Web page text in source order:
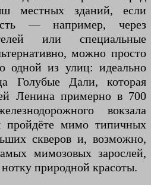
местных зданий, если
— например, через
или специальные
можно просто
одной из улиц: идеально
Голубые Дали, которая
Ленина примерно в 700
вокзала
мимо типичных
скверов и, возможно,
мимозовых зарослей,
природной красоты.